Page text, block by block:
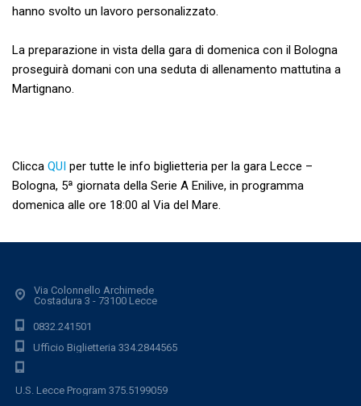
hanno svolto un lavoro personalizzato.
La preparazione in vista della gara di domenica con il Bologna
proseguirà domani con una seduta di allenamento mattutina a
Martignano.
Clicca QUI per tutte le info biglietteria per la gara Lecce –
Bologna, 5ª giornata della Serie A Enilive, in programma
domenica alle ore 18:00 al Via del Mare.
Via Colonnello Archimede
Costadura 3 - 73100 Lecce
0832.241501
Ufficio Biglietteria 334.2844565
U.S. Lecce Program 375.5199059